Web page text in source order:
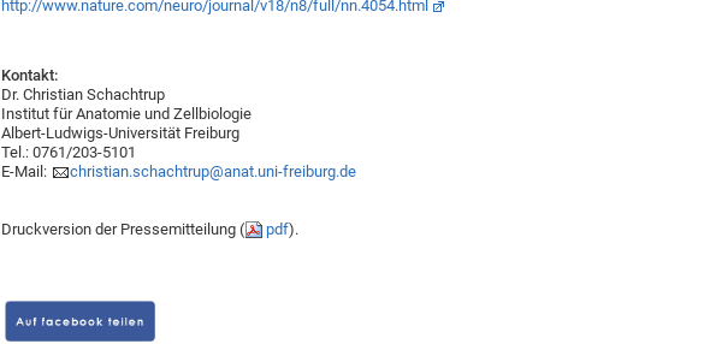
http://www.nature.com/neuro/journal/v18/n8/full/nn.4054.html
Kontakt:
Dr. Christian Schachtrup
Institut für Anatomie und Zellbiologie
Albert-Ludwigs-Universität Freiburg
Tel.: 0761/203-5101
E-Mail:
christian.schachtrup@anat.uni-freiburg.de
Druckversion der Pressemitteilung ( pdf).